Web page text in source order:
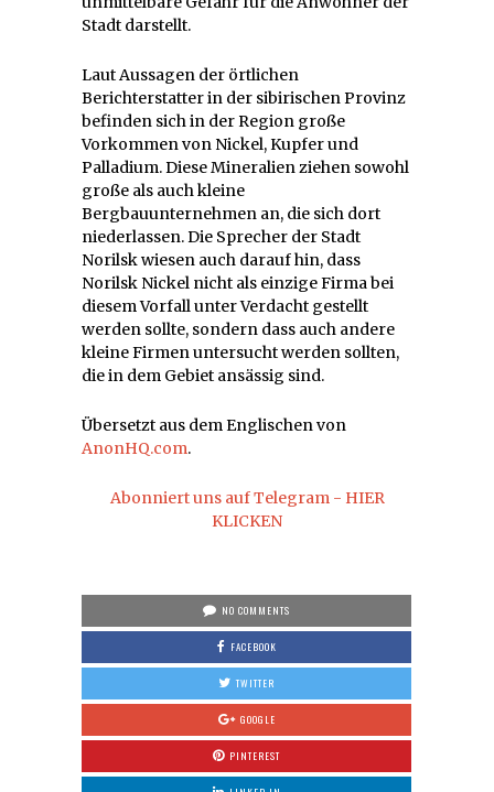
Stadt darstellt.
Laut Aussagen der örtlichen
Berichterstatter in der sibirischen Provinz
befinden sich in der Region große
Vorkommen von Nickel, Kupfer und
Palladium. Diese Mineralien ziehen sowohl
große als auch kleine
Bergbauunternehmen an, die sich dort
niederlassen. Die Sprecher der Stadt
Norilsk wiesen auch darauf hin, dass
Norilsk Nickel nicht als einzige Firma bei
diesem Vorfall unter Verdacht gestellt
werden sollte, sondern dass auch andere
kleine Firmen untersucht werden sollten,
die in dem Gebiet ansässig sind.
Übersetzt aus dem Englischen von
AnonHQ.com.
Abonniert uns auf Telegram - HIER
KLICKEN
NO COMMENTS
FACEBOOK
TWITTER
GOOGLE
PINTEREST